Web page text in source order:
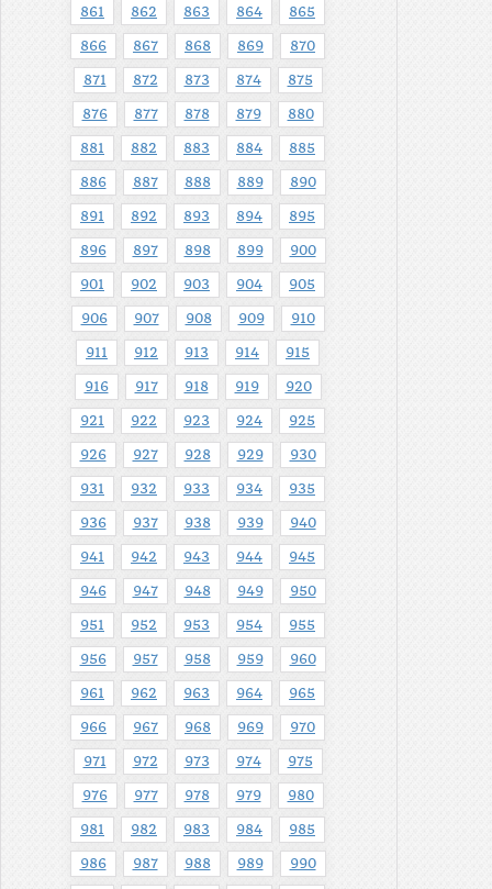
861 862 863 864 865
866 867 868 869 870
871 872 873 874 875
876 877 878 879 880
881 882 883 884 885
886 887 888 889 890
891 892 893 894 895
896 897 898 899 900
901 902 903 904 905
906 907 908 909 910
911 912 913 914 915
916 917 918 919 920
921 922 923 924 925
926 927 928 929 930
931 932 933 934 935
936 937 938 939 940
941 942 943 944 945
946 947 948 949 950
951 952 953 954 955
956 957 958 959 960
961 962 963 964 965
966 967 968 969 970
971 972 973 974 975
976 977 978 979 980
981 982 983 984 985
986 987 988 989 990